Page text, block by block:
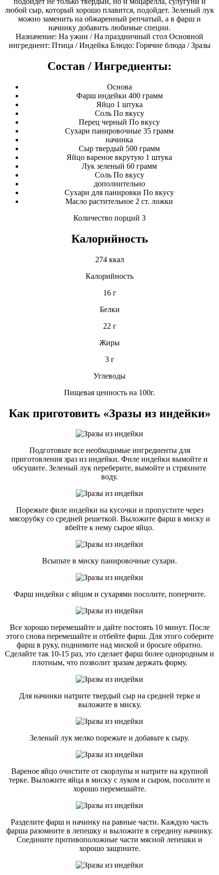
любой сыр, который хорошо плавится, подойдет. Зеленый лук
можно заменить на обжаренный репчатый, а в фарш и
начинку добавить любимые специи.
Назначение: На ужин / На праздничный стол Основной
ингредиент: Птица / Индейка Блюдо: Горячие блюда / Зразы
Состав / Ингредиенты:
Основа
Фарш индейки 400 грамм
Яйцо 1 штука
Соль По вкусу
Перец черный По вкусу
Сухари панировочные 35 грамм
начинка
Сыр твердый 500 грамм
Яйцо вареное вкрутую 1 штука
Лук зеленый 60 грамм
Соль По вкусу
дополнительно
Сухари для панировки По вкусу
Масло растительное 2 ст. ложки
Количество порций 3
Калорийность
274 ккал
Калорийность
16 г
Белки
22 г
Жиры
3 г
Углеводы
Пищевая ценность на 100г.
Как приготовить «Зразы из индейки»
Подготовьте все необходимые ингредиенты для
приготовления зраз из индейки. Филе индейки вымойте и
обсушите. Зеленый лук переберите, вымойте и стряхните
воду.
Порежьте филе индейки на кусочки и пропустите через
мясорубку со средней решеткой. Выложите фарш в миску и
вбейте к нему сырое яйцо.
Всыпьте в миску панировочные сухари.
Фарш индейки с яйцом и сухарями посолите, поперчите.
Все хорошо перемешайте и дайте постоять 10 минут. После
этого снова перемешайте и отбейте фарш. Для этого соберите
фарш в руку, поднимите над миской и бросьте обратно.
Сделайте так 10-15 раз, это сделает фарш более однородным и
плотным, что позволит зразам держать форму.
Для начинки натрите твердый сыр на средней терке и
выложите в миску.
Зеленый лук мелко порежьте и добавьте к сыру.
Вареное яйцо очистите от скорлупы и натрите на крупной
терке. Выложите яйца в миску с луком и сыром, посолите и
хорошо перемешайте.
Разделите фарш и начинку на равные части. Каждую часть
фарша разомните в лепешку и выложите в середину начинку.
Соедините противоположные части мясной лепешки и
хорошо защпните.